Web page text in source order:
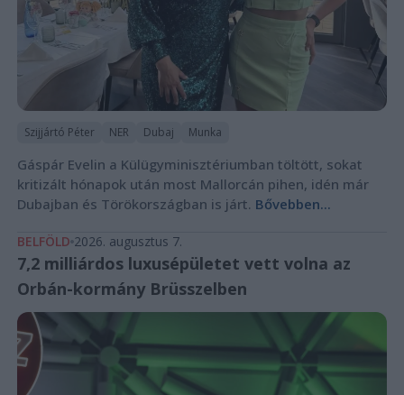
Szijjártó Péter NER Dubaj Munka
Gáspár Evelin a Külügyminisztériumban töltött, sokat
kritizált hónapok után most Mallorcán pihen, idén már
Dubajban és Törökországban is járt. Bővebben...
BELFÖLD 2026. augusztus 7.
7,2 milliárdos luxusépületet vett volna az
Orbán-kormány Brüsszelben